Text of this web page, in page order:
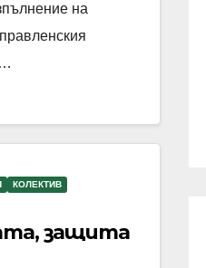
на
КОЛЕКТИВ
защита